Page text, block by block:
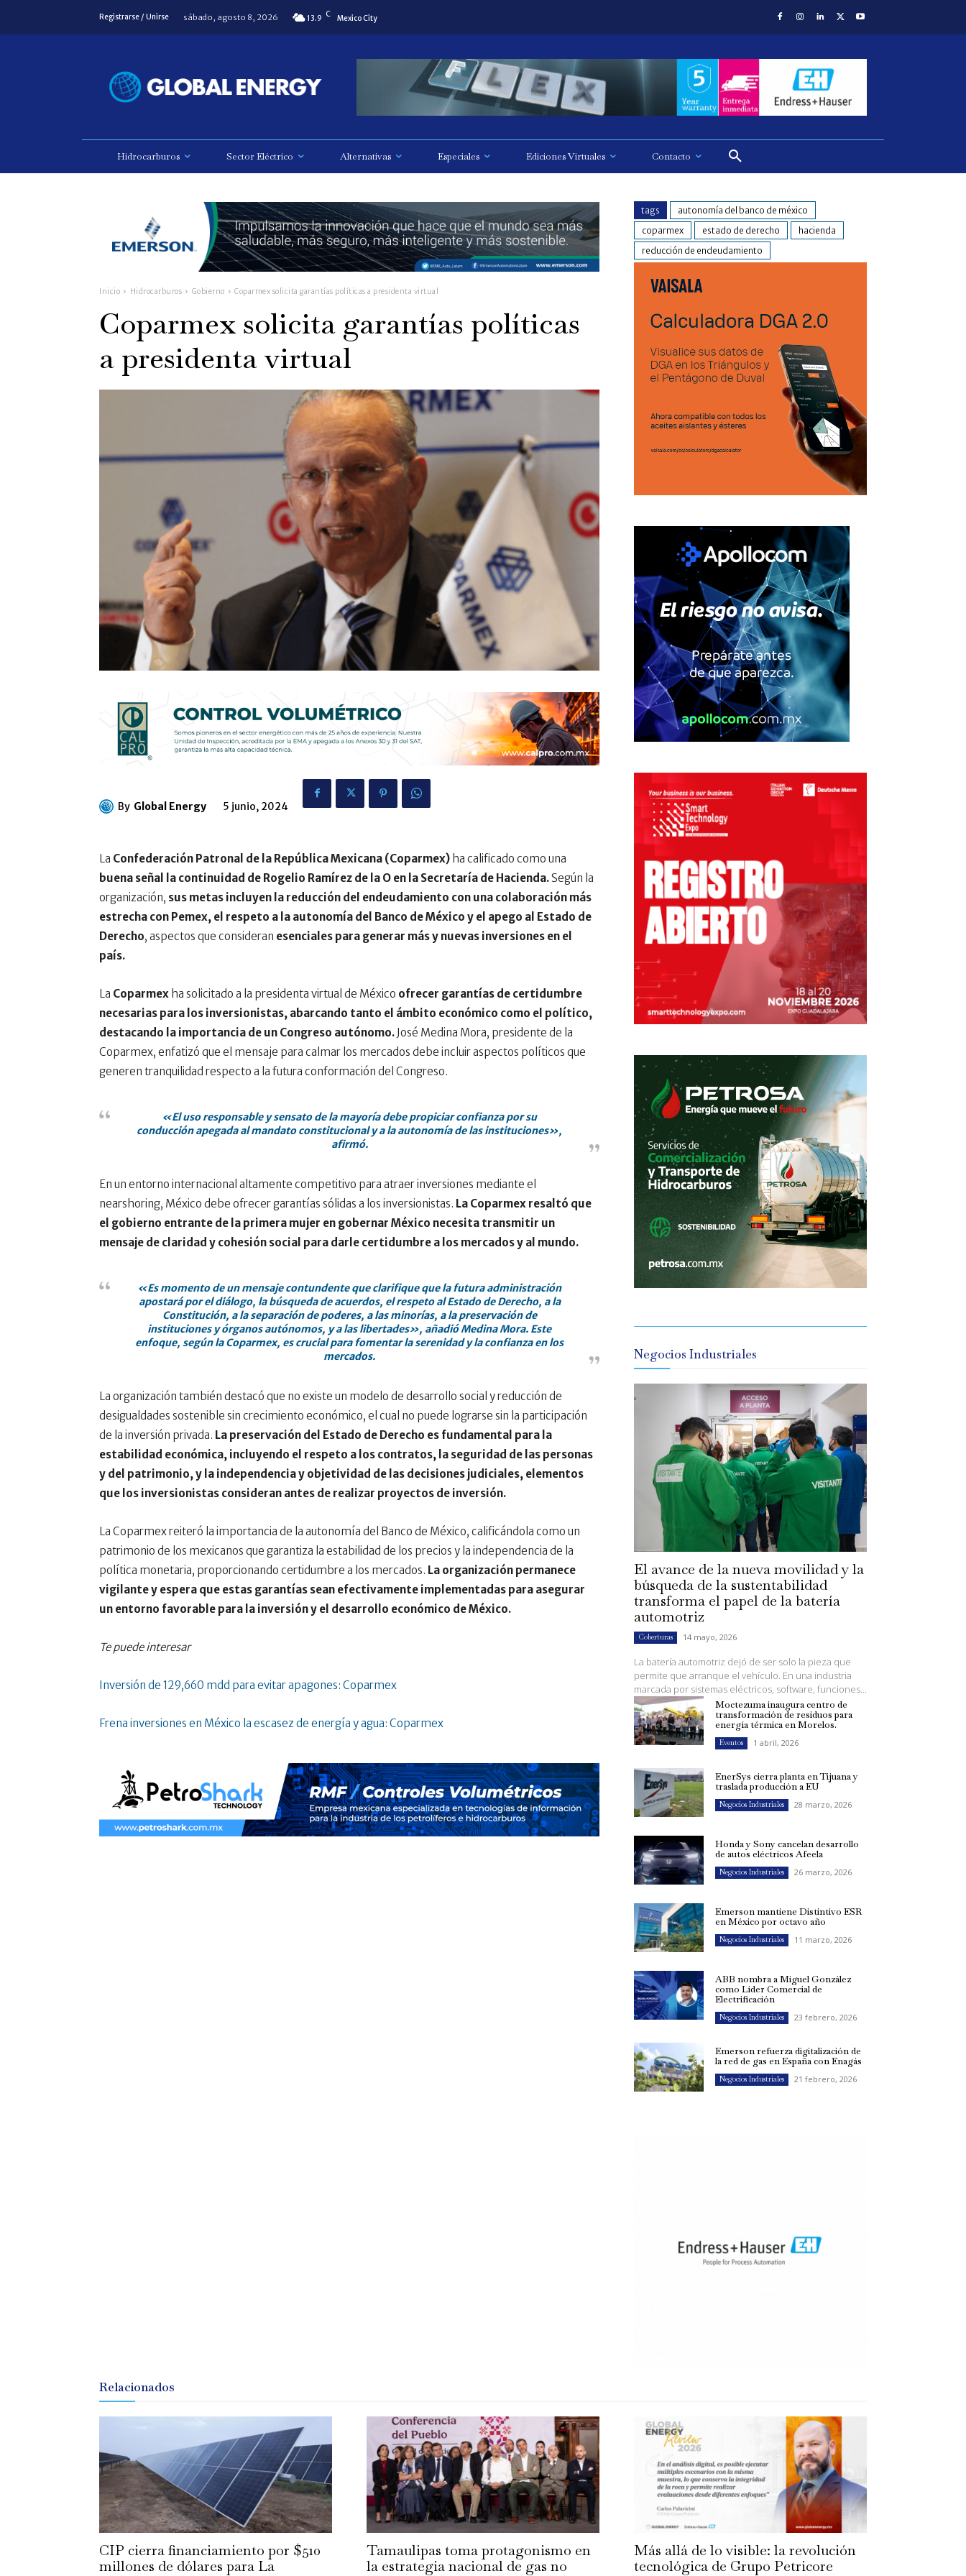
Registrarse / Unirse sábado, agosto 8, 2026 13.9 C Mexico City
Hidrocarburos Sector Eléctrico Alternativas Especiales Ediciones Virtuales Contacto
Inicio Hidrocarburos Gobierno Coparmex solicita garantías políticas a presidenta virtual
Coparmex solicita garantías políticas
a presidenta virtual
By Global Energy 5 junio, 2024
La Confederación Patronal de la República Mexicana (Coparmex) ha calificado como una
buena señal la continuidad de Rogelio Ramírez de la O en la Secretaría de Hacienda.Según la
organización, sus metas incluyen la reducción del endeudamiento con una colaboración más
estrecha con Pemex, el respeto a la autonomía del Banco de México y el apego al Estado de
Derecho, aspectos que consideran esenciales para generar más y nuevas inversiones en el
país.
La Coparmex ha solicitado a la presidenta virtual de México ofrecer garantías de certidumbre
necesarias para los inversionistas, abarcando tanto el ámbito económico como el político,
destacando la importancia de un Congreso autónomo. José Medina Mora, presidente de la
Coparmex, enfatizó que el mensaje para calmar los mercados debe incluir aspectos políticos que
generen tranquilidad respecto a la futura conformación del Congreso.
«El uso responsable y sensato de la mayoría debe propiciar confianza por su
conducción apegada al mandato constitucional y a la autonomía de las instituciones»,
afirmó.
En un entorno internacional altamente competitivo para atraer inversiones mediante el
nearshoring, México debe ofrecer garantías sólidas a los inversionistas. La Coparmex resaltó que
el gobierno entrante de la primera mujer en gobernar México necesita transmitir un
mensaje de claridad y cohesión social para darle certidumbre a los mercados y al mundo.
«Es momento de un mensaje contundente que clarifique que la futura administración
apostará por el diálogo, la búsqueda de acuerdos, el respeto al Estado de Derecho, a la
Constitución, a la separación de poderes, a las minorías, a la preservación de
instituciones y órganos autónomos, y a las libertades», añadió Medina Mora. Este
enfoque, según la Coparmex, es crucial para fomentar la serenidad y la confianza en los
mercados.
La organización también destacó que no existe un modelo de desarrollo social y reducción de
desigualdades sostenible sin crecimiento económico, el cual no puede lograrse sin la participación
de la inversión privada. La preservación del Estado de Derecho es fundamental para la
estabilidad económica, incluyendo el respeto a los contratos, la seguridad de las personas
y del patrimonio, y la independencia y objetividad de las decisiones judiciales, elementos
que los inversionistas consideran antes de realizar proyectos de inversión.
La Coparmex reiteró la importancia de la autonomía del Banco de México, calificándola como un
patrimonio de los mexicanos que garantiza la estabilidad de los precios y la independencia de la
política monetaria, proporcionando certidumbre a los mercados. La organización permanece
vigilante y espera que estas garantías sean efectivamente implementadas para asegurar
un entorno favorable para la inversión y el desarrollo económico de México.
Te puede interesar
Inversión de 129,660 mdd para evitar apagones: Coparmex
Frena inversiones en México la escasez de energía y agua: Coparmex
tags
autonomía del banco de méxico
coparmex
estado de derecho
hacienda
reducción de endeudamiento
Negocios Industriales
El avance de la nueva movilidad y la
búsqueda de la sustentabilidad
transforma el papel de la batería
automotriz
Coberturas 14 mayo, 2026
La batería automotriz dejó de ser solo la pieza que
permite que arranque el vehículo. En una industria
marcada por sistemas eléctricos, software, funciones...
Moctezuma inaugura centro de
transformación de residuos para
energía térmica en Morelos.
Eventos 1 abril, 2026
EnerSys cierra planta en Tijuana y
traslada producción a EU
Negocios Industriales 28 marzo, 2026
Honda y Sony cancelan desarrollo
de autos eléctricos Afeela
Negocios Industriales 26 marzo, 2026
Emerson mantiene Distintivo ESR
en México por octavo año
Negocios Industriales 11 marzo, 2026
ABB nombra a Miguel González
como Líder Comercial de
Electrificación
Negocios Industriales 23 febrero, 2026
Emerson refuerza digitalización de
la red de gas en España con Enagás
Negocios Industriales 21 febrero, 2026
Relacionados
CIP cierra financiamiento por $510
millones de dólares para La
Tamaulipas toma protagonismo en
la estrategia nacional de gas no
Más allá de lo visible: la revolución
tecnológica de Grupo Petricore